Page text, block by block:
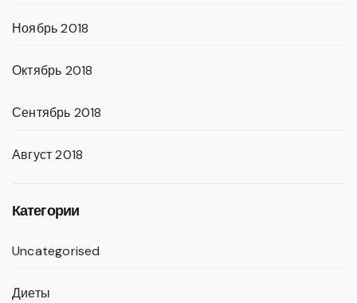
Ноябрь 2018
Октябрь 2018
Сентябрь 2018
Август 2018
Категории
Uncategorised
Диеты